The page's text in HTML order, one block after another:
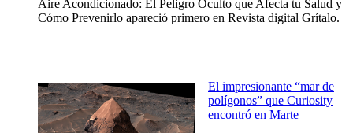
Aire Acondicionado: El Peligro Oculto que Afecta tu Salud y
Cómo Prevenirlo apareció primero en Revista digital Grítalo.
El impresionante “mar de
polígonos” que Curiosity
encontró en Marte